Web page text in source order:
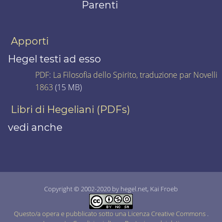
Parenti
Apporti
Hegel testi ad esso
PDF: La Filosofia dello Spirito, traduzione par Novelli
1863 (15 MB)
Libri di Hegeliani (PDFs)
vedi anche
Copyright © 2002-2020 by hegel.net, Kai Froeb
Questo/a opera e pubblicato sotto una Licenza Creative Commons .